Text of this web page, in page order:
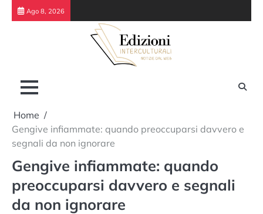
Skip
Ago 8, 2026
Home
Gengive infiammate: quando preoccuparsi davvero e
segnali da non ignorare
Gengive infiammate: quando
preoccuparsi davvero e segnali
da non ignorare